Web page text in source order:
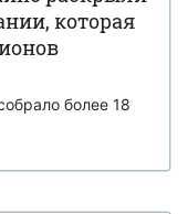
которая
более 18